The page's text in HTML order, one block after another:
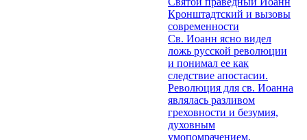
Кронштадтский и вызовы
современности
Св. Иоанн ясно видел
ложь русской революции
и понимал ее как
следствие апостасии.
Революция для св. Иоанна
являлась разливом
греховности и безумия,
духовным
умопомрачением,